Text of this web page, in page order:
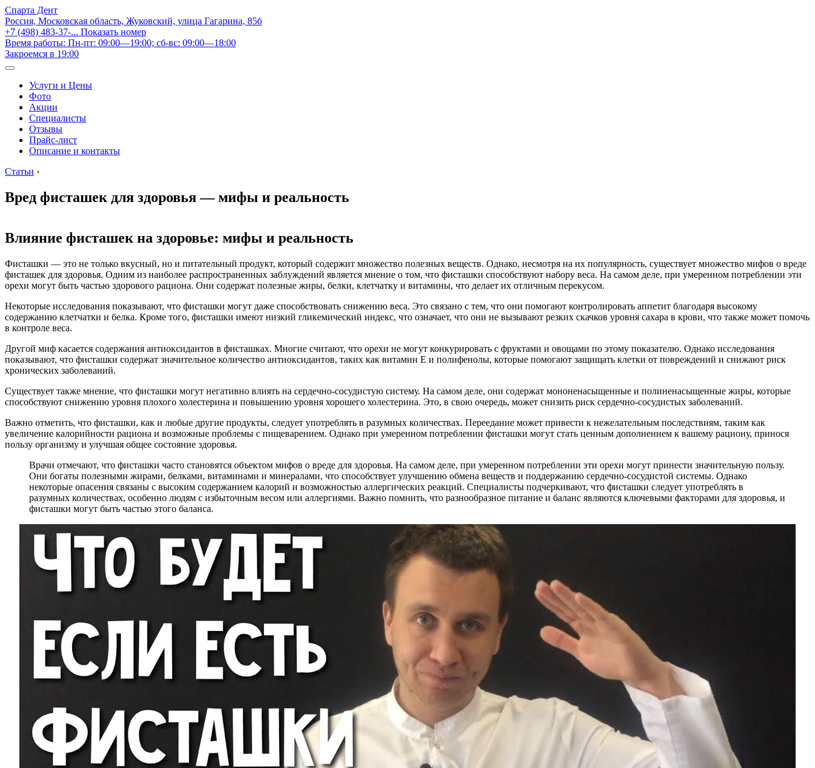
Спарта Дент
Россия, Московская область, Жуковский, улица Гагарина, 85б
+7 (498) 483-37-... Показать номер
Время работы: Пн-пт: 09:00—19:00; сб-вс: 09:00—18:00
Закроемся в 19:00
Услуги и Цены
Фото
Акции
Специалисты
Отзывы
Прайс-лист
Описание и контакты
Статьи ›
Вред фисташек для здоровья — мифы и реальность
Влияние фисташек на здоровье: мифы и реальность
Фисташки — это не только вкусный, но и питательный продукт, который содержит множество полезных веществ. Однако, несмотря на их популярность, существует множество мифов о вреде
фисташек для здоровья. Одним из наиболее распространенных заблуждений является мнение о том, что фисташки способствуют набору веса. На самом деле, при умеренном потреблении эти
орехи могут быть частью здорового рациона. Они содержат полезные жиры, белки, клетчатку и витамины, что делает их отличным перекусом.
Некоторые исследования показывают, что фисташки могут даже способствовать снижению веса. Это связано с тем, что они помогают контролировать аппетит благодаря высокому
содержанию клетчатки и белка. Кроме того, фисташки имеют низкий гликемический индекс, что означает, что они не вызывают резких скачков уровня сахара в крови, что также может помочь
в контроле веса.
Другой миф касается содержания антиоксидантов в фисташках. Многие считают, что орехи не могут конкурировать с фруктами и овощами по этому показателю. Однако исследования
показывают, что фисташки содержат значительное количество антиоксидантов, таких как витамин E и полифенолы, которые помогают защищать клетки от повреждений и снижают риск
хронических заболеваний.
Существует также мнение, что фисташки могут негативно влиять на сердечно-сосудистую систему. На самом деле, они содержат мононенасыщенные и полиненасыщенные жиры, которые
способствуют снижению уровня плохого холестерина и повышению уровня хорошего холестерина. Это, в свою очередь, может снизить риск сердечно-сосудистых заболеваний.
Важно отметить, что фисташки, как и любые другие продукты, следует употреблять в разумных количествах. Переедание может привести к нежелательным последствиям, таким как
увеличение калорийности рациона и возможные проблемы с пищеварением. Однако при умеренном потреблении фисташки могут стать ценным дополнением к вашему рациону, принося
пользу организму и улучшая общее состояние здоровья.
Врачи отмечают, что фисташки часто становятся объектом мифов о вреде для здоровья. На самом деле, при умеренном потреблении эти орехи могут принести значительную пользу.
Они богаты полезными жирами, белками, витаминами и минералами, что способствует улучшению обмена веществ и поддержанию сердечно-сосудистой системы. Однако
некоторые опасения связаны с высоким содержанием калорий и возможностью аллергических реакций. Специалисты подчеркивают, что фисташки следует употреблять в
разумных количествах, особенно людям с избыточным весом или аллергиями. Важно помнить, что разнообразное питание и баланс являются ключевыми факторами для здоровья, и
фисташки могут быть частью этого баланса.